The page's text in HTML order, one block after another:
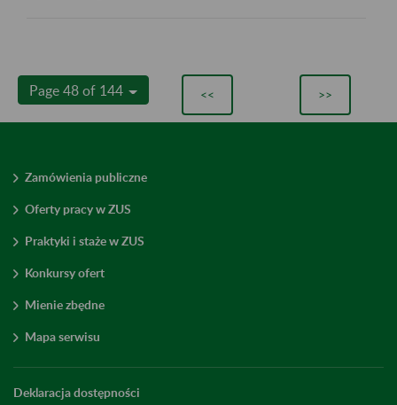
Page 48 of 144 << >>
Zamówienia publiczne
Oferty pracy w ZUS
Praktyki i staże w ZUS
Konkursy ofert
Mienie zbędne
Mapa serwisu
Deklaracja dostępności